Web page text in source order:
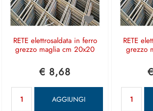
RETE elettrosaldata in ferro
grezzo maglia cm 20x20
€ 8,68
AGGIUNGI
RETE
grezzo